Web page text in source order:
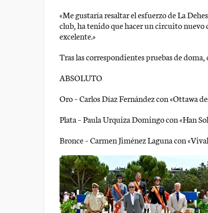
«Me gustaría resaltar el esfuerzo de La
club, ha tenido que hacer un circuito nuevo
excelente.»
Tras las correspondientes pruebas de
ABSOLUTO
Oro – Carlos Díaz Fernández con «Ottawa
Plata – Paula Urquiza Domingo con «Han
Bronce – Carmen Jiménez Laguna con